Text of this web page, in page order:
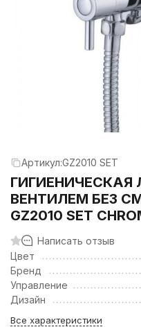
Артикул:GZ2010 SET
ГИГИЕНИЧЕСКАЯ
ВЕНТИЛЕМ БЕЗ
GZ2010 SET
Написать отзыв
Цвет
Бренд
Управление
Дизайн
Все характеристики